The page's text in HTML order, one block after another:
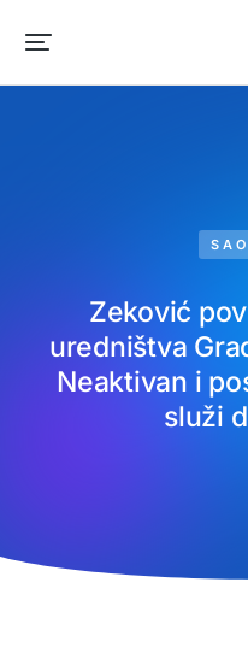
Zeković
uredništva
Neaktivan i
služi